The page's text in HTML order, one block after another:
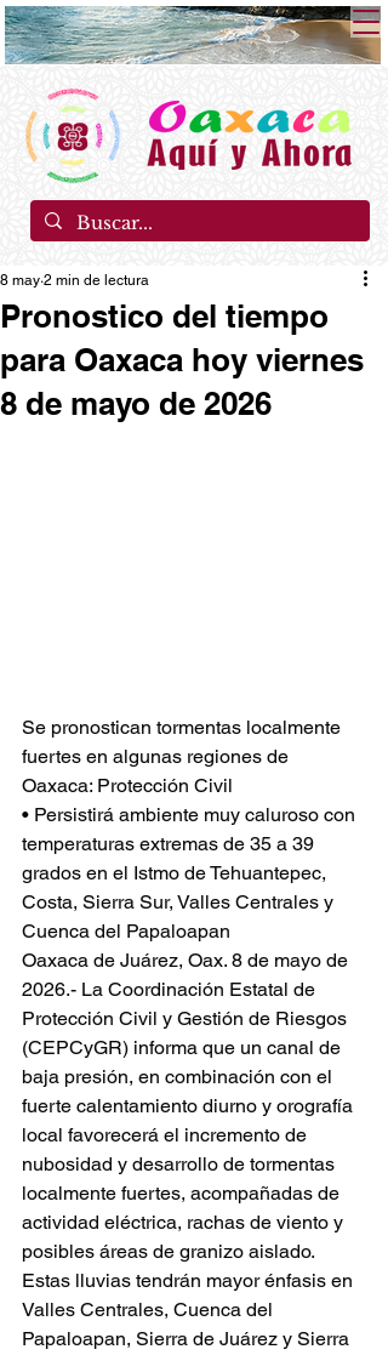
Pronostico del tiempo
para Oaxaca hoy viernes
8 de mayo de 2026
8 may 2 min de lectura
Se pronostican tormentas localmente
fuertes en algunas regiones de
Oaxaca: Protección Civil
• Persistirá ambiente muy caluroso con
temperaturas extremas de 35 a 39
grados en el Istmo de Tehuantepec,
Costa, Sierra Sur, Valles Centrales y
Cuenca del Papaloapan
Oaxaca de Juárez, Oax. 8 de mayo de
2026.- La Coordinación Estatal de
Protección Civil y Gestión de Riesgos
(CEPCyGR) informa que un canal de
baja presión, en combinación con el
fuerte calentamiento diurno y orografía
local favorecerá el incremento de
nubosidad y desarrollo de tormentas
localmente fuertes, acompañadas de
actividad eléctrica, rachas de viento y
posibles áreas de granizo aislado.
Estas lluvias tendrán mayor énfasis en
Valles Centrales, Cuenca del
Papaloapan, Sierra de Juárez y Sierra